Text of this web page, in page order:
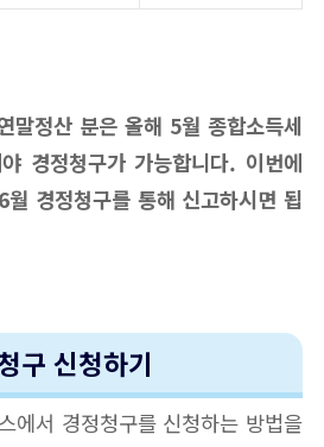
말정산 분은 올해 5월 종합소득세
경정청구가 가능합니다. 이번에
월 경정청구를 통해 신고하시면 됩
구 신청하기
에서 경정청구를 신청하는 방법을